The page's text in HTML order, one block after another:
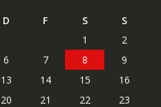
D F S
S
1
2
6 7 8
9
13 14 15
16
20 21 22
23